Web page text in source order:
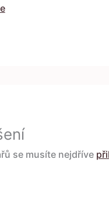
se musíte nejdříve